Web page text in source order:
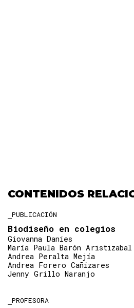
CONTENIDOS
PUBLICACIÓN
Biodiseño en colegios
Giovanna Danies
María Paula Barón Aristizabal
Andrea Peralta Mejía
Andrea Forero Cañizares
Jenny Grillo Naranjo
PROFESORA